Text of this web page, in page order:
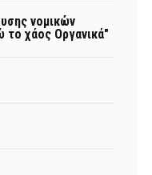
νομικών
το χάος Οργανικά"